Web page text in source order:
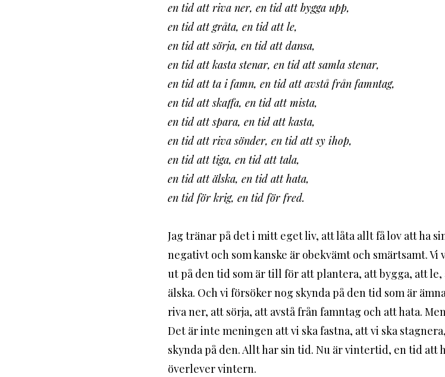
en tid att riva ner, en tid att bygga upp,
en tid att gråta, en tid att le,
en tid att sörja, en tid att dansa,
en tid att kasta stenar, en tid att samla stenar,
en tid att ta i famn, en tid att avstå från famntag,
en tid att skaffa, en tid att mista,
en tid att spara, en tid att kasta,
en tid att riva sönder, en tid att sy ihop,
en tid att tiga, en tid att tala,
en tid att älska, en tid att hata,
en tid för krig, en tid för fred.
Jag tränar på det i mitt eget liv, att låta allt få lov att ha
negativt och som kanske är obekvämt och smärtsamt.
ut på den tid som är till för att plantera, att bygga, att le,
älska. Och vi försöker nog skynda på den tid som är
riva ner, att sörja, att avstå från famntag och att hata.
Det är inte meningen att vi ska fastna, att vi ska
skynda på den. Allt har sin tid. Nu är vintertid, en tid att
överlever vintern.